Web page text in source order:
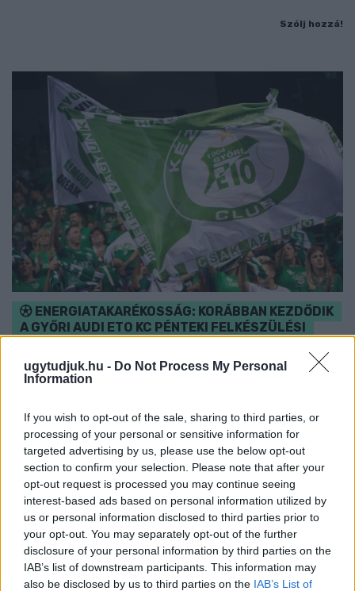
ugytudjuk.hu - Do Not Process My Personal
Information
If you wish to opt-out of the sale, sharing to third parties, or
processing of your personal or sensitive information for
targeted advertising by us, please use the below opt-out
section to confirm your selection. Please note that after your
opt-out request is processed you may continue seeing
interest-based ads based on personal information utilized by
us or personal information disclosed to third parties prior to
your opt-out. You may separately opt-out of the further
disclosure of your personal information by third parties on the
IAB’s list of downstream participants. This information may
also be disclosed by us to third parties on the IAB’s List of
Szólj hozzá!
ENERGIATAKARÉKOSSÁG: KORÁBBAN KEZDŐDIK
A GYŐRI AUDI ETO KC PÉNTEKI FELKÉSZÜLÉSI
Az energiaellátás tehermentesítése érdekében másfél órával
1 hozzászólás